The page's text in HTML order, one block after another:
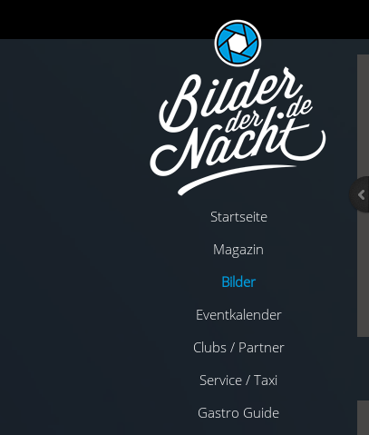
Startseite
Magazin
Bilder
Eventkalender
Clubs / Partner
Service / Taxi
Gastro Guide